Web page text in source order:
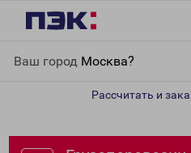
Ваш город Москва?
Рассчитать и